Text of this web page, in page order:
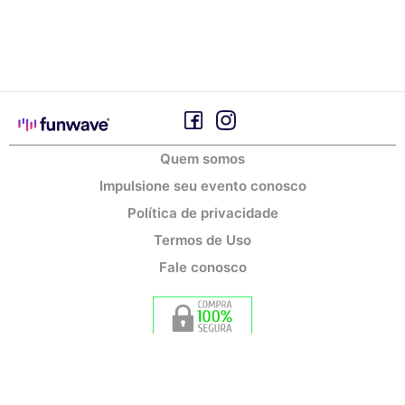
Quem somos
Impulsione seu evento conosco
Política de privacidade
Termos de Uso
Fale conosco